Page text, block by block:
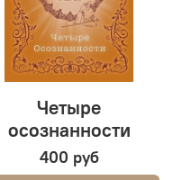
Четыре
осознанности
400 руб